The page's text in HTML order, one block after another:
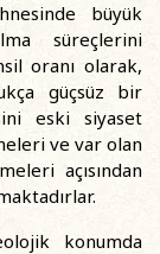
büyük
süreçlerini
oranı olarak,
güçsüz bir
eski siyaset
ve var olan
açısından
konumda